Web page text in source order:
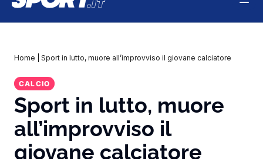
Home Sport in lutto, muore all’improvviso il giovane calciatore
CALCIO
Sport in lutto, muore
all’improvviso il
giovane calciatore